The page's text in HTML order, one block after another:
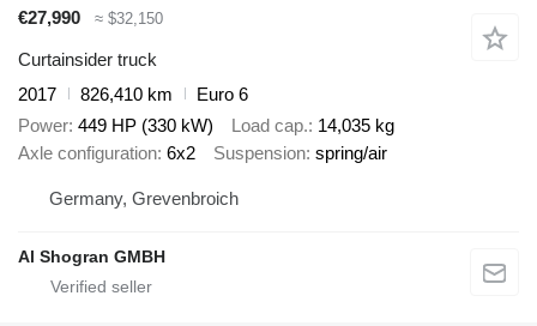
€27,990 ≈ $32,150
Curtainsider truck
2017
826,410 km
Euro 6
Power 449 HP (330 kW) Load cap. 14,035 kg
Axle configuration 6x2 Suspension spring/air
Germany, Grevenbroich
Al Shogran GMBH